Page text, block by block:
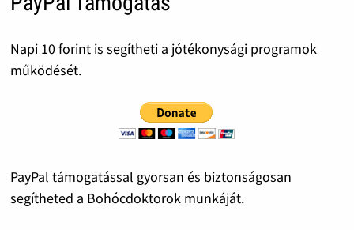
Napi 10 forint is segítheti a jótékonysági programok
működését.
PayPal támogatással gyorsan és biztonságosan
segítheted a Bohócdoktorok munkáját.